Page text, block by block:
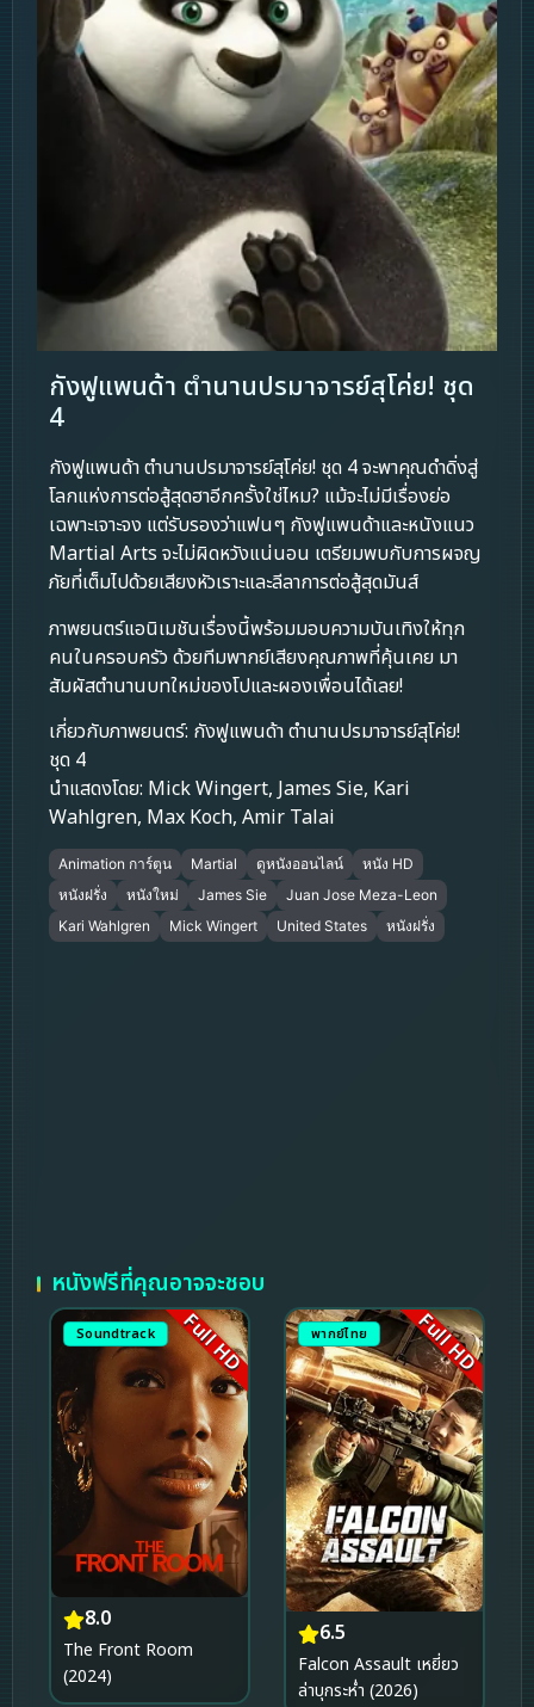
กังฟูแพนด้า ตำนานปรมาจารย์สุโค่ย! ชุด
4
กังฟูแพนด้า ตำนานปรมาจารย์สุโค่ย! ชุด 4 จะพาคุณดำดิ่งสู่
โลกแห่งการต่อสู้สุดฮาอีกครั้งใช่ไหม? แม้จะไม่มีเรื่องย่อ
เฉพาะเจาะจง แต่รับรองว่าแฟนๆ กังฟูแพนด้าและหนังแนว
Martial Arts จะไม่ผิดหวังแน่นอน เตรียมพบกับการผจญ
ภัยที่เต็มไปด้วยเสียงหัวเราะและลีลาการต่อสู้สุดมันส์
ภาพยนตร์แอนิเมชันเรื่องนี้พร้อมมอบความบันเทิงให้ทุก
คนในครอบครัว ด้วยทีมพากย์เสียงคุณภาพที่คุ้นเคย มา
สัมผัสตำนานบทใหม่ของโปและผองเพื่อนได้เลย!
เกี่ยวกับภาพยนตร์: กังฟูแพนด้า ตำนานปรมาจารย์สุโค่ย!
ชุด 4
นำแสดงโดย: Mick Wingert, James Sie, Kari
Wahlgren, Max Koch, Amir Talai
Animation การ์ตูน Martial ดูหนังออนไลน์
หนัง HD
หนังฝรั่ง
หนังใหม่ James Sie
Juan Jose Meza-Leon
Kari Wahlgren
Mick Wingert United States หนังฝรั่ง
หนังฟรีที่คุณอาจจะชอบ
Soundtrack Full HD
8.0
The Front Room
(2024)
พากย์ไทย Full HD
6.5
Falcon Assault เหยี่ยว
ล่าบุกระห่ำ (2026)